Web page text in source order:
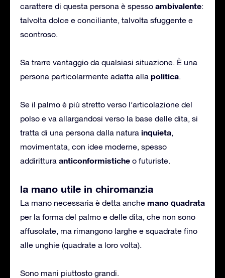
carattere di questa persona è spesso ambivalente:
talvolta dolce e conciliante, talvolta sfuggente e
scontroso.
Sa trarre vantaggio da qualsiasi situazione. È una
persona particolarmente adatta alla politica.
Se il palmo è più stretto verso l’articolazione del
polso e va allargandosi verso la base delle dita, si
tratta di una persona dalla natura inquieta,
movimentata, con idee moderne, spesso
addirittura anticonformistiche o futuriste.
la mano utile in chiromanzia
La mano necessaria è detta anche mano quadrata
per la forma del palmo e delle dita, che non sono
affusolate, ma rimangono larghe e squadrate fino
alle unghie (quadrate a loro volta).
Sono mani piuttosto grandi.